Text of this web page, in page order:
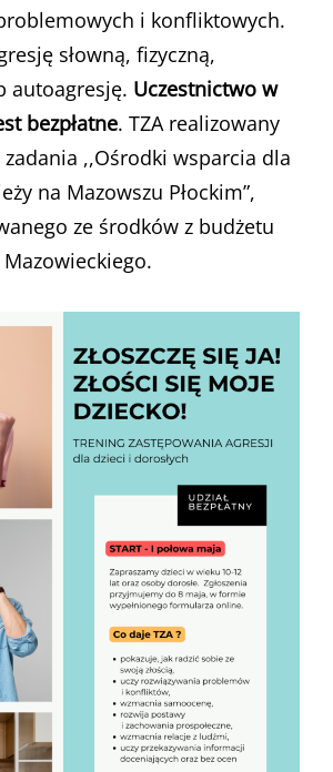
i konfliktowych.
słowną, fizyczną,
autoagresję. Uczestnictwo w
bezpłatne. TZA realizowany
,,Ośrodki wsparcia dla
na Mazowszu Płockim”,
ze środków z budżetu